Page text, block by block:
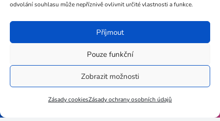
odvolání souhlasu může nepříznivě ovlivnit určité vlastnosti a funkce.
Příjmout
Pouze funkční
Zobrazit možnosti
Zásady cookiesZásady ochrany osobních údajů
+420 602 735 024
Stupkova 413/1a, 779 00
Olomouc